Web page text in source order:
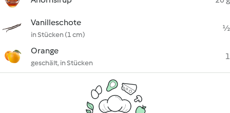
Vanilleschote
in Stücken (1 cm)
½
Orange
geschält, in Stücken
1